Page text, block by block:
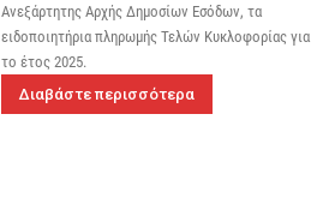
Ανεξάρτητης Αρχής Δημοσίων Εσόδων, τα
ειδοποιητήρια πληρωμής Τελών Κυκλοφορίας για
το έτος 2025.
Διαβάστε περισσότερα